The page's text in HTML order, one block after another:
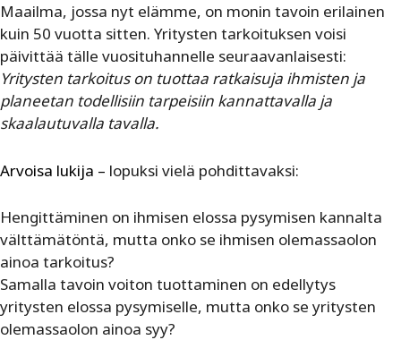
Maailma, jossa nyt elämme, on monin tavoin erilainen
kuin 50 vuotta sitten. Yritysten tarkoituksen voisi
päivittää tälle vuosituhannelle seuraavanlaisesti:
Yritysten tarkoitus on tuottaa ratkaisuja ihmisten ja
planeetan todellisiin tarpeisiin kannattavalla ja
skaalautuvalla tavalla.
Arvoisa lukija – lopuksi vielä pohdittavaksi:
Hengittäminen on ihmisen elossa pysymisen kannalta
välttämätöntä, mutta onko se ihmisen olemassaolon
ainoa tarkoitus?
Samalla tavoin voiton tuottaminen on edellytys
yritysten elossa pysymiselle, mutta onko se yritysten
olemassaolon ainoa syy?